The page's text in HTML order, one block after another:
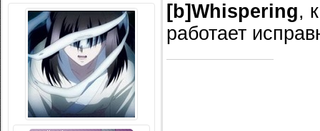
[b]Whispering,
работает